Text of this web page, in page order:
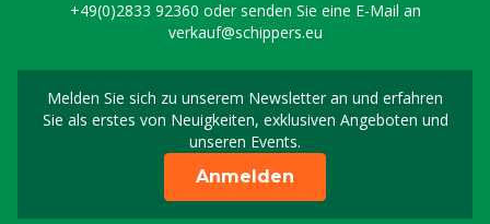
+49(0)2833 92360 oder senden Sie eine E-Mail an
verkauf@schippers.eu
Melden Sie sich zu unserem Newsletter an und erfahren
Sie als erstes von Neuigkeiten, exklusiven Angeboten und
unseren Events.
Melden Sie sich für
Anmelden